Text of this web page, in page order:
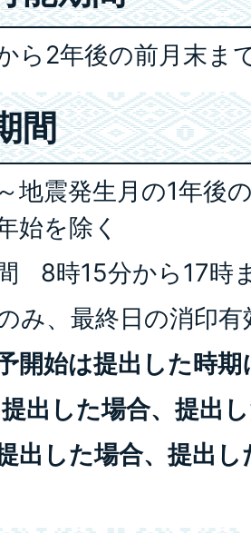
ら2年後の前月末ま
間
地震発生月の1年
始を除く
8時15分から17時
み、最終日の消印有
予開始は提出した時
出した場合、提出
出した場合、提出